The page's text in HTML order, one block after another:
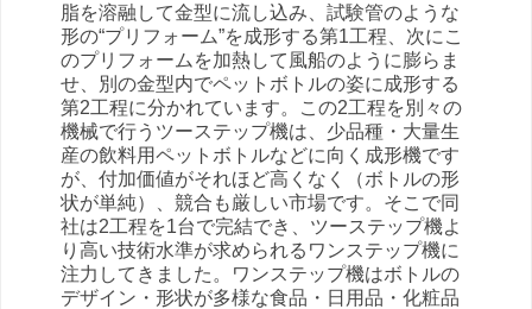
脂を溶融して金型に流し込み、試験管のような
形の“プリフォーム”を成形する第1工程、次にこ
のプリフォームを加熱して風船のように膨らま
せ、別の金型内でペットボトルの姿に成形する
第2工程に分かれています。この2工程を別々の
機械で行うツーステップ機は、少品種・大量生
産の飲料用ペットボトルなどに向く成形機です
が、付加価値がそれほど高くなく（ボトルの形
状が単純）、競合も厳しい市場です。そこで同
社は2工程を1台で完結でき、ツーステップ機よ
り高い技術水準が求められるワンステップ機に
注力してきました。ワンステップ機はボトルの
デザイン・形状が多様な食品・日用品・化粧品